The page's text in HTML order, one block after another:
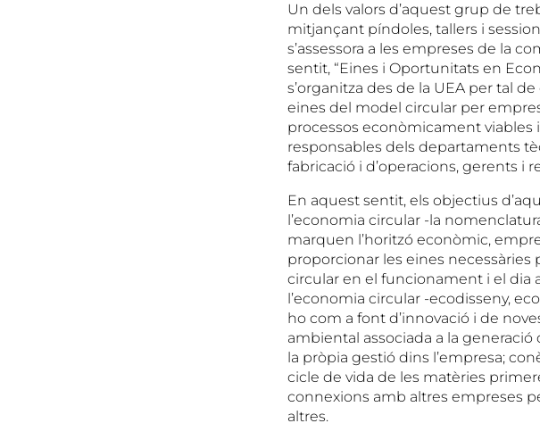
Un dels valors d’aquest grup de
mitjançant píndoles, tallers i
s’assessora a les empreses de la
sentit, “Eines i Oportunitats en
s’organitza des de la UEA per tal
eines del model circular per
processos econòmicament viables
responsables dels departaments
fabricació i d’operacions, gerents i
En aquest sentit, els objectius
l’economia circular -la
marquen l’horitzó econòmic,
proporcionar les eines necessàries
circular en el funcionament i el dia
l’economia circular -ecodisseny,
ho com a font d’innovació i de
ambiental associada a la
la pròpia gestió dins l’empresa;
cicle de vida de les matèries
connexions amb altres empreses
altres.